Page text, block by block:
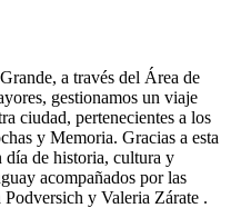
a través del Área de
gestionamos un viaje
ciudad, pertenecientes a los
y Memoria. Gracias a esta
de historia, cultura y
acompañados por las
y Valeria Zárate .